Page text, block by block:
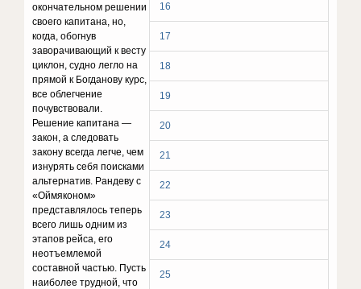
16
17
18
19
20
21
22
23
24
25
окончательном решении
своего капитана, но,
когда, обогнув
заворачивающий к весту
циклон, судно легло на
прямой к Богданову курс,
все облегчение
почувствовали.
Решение капитана —
закон, а следовать
закону всегда легче, чем
изнурять себя поисками
альтернатив. Рандеву с
«Оймяконом»
представлялось теперь
всего лишь одним из
этапов рейса, его
неотъемлемой
составной частью. Пусть
наиболее трудной, что